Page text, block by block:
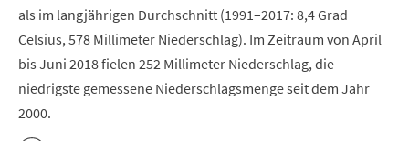
als im langjährigen Durchschnitt (1991–2017: 8,4 Grad
Celsius, 578 Millimeter Niederschlag). Im Zeitraum von April
bis Juni 2018 fielen 252 Millimeter Niederschlag, die
niedrigste gemessene Niederschlagsmenge seit dem Jahr
2000.